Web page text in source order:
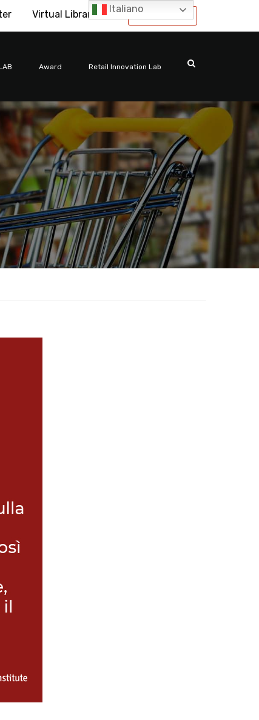
International
Virtual Library
Award Retail Innovation Lab
Italiano